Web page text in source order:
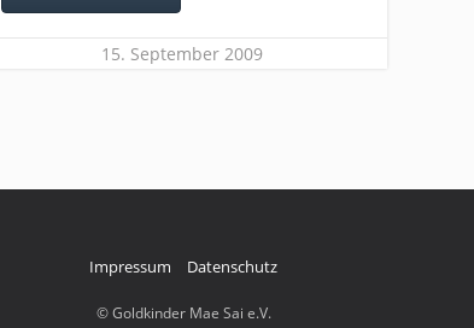
15. September 2009
Impressum Datenschutz
© Goldkinder Mae Sai e.V.